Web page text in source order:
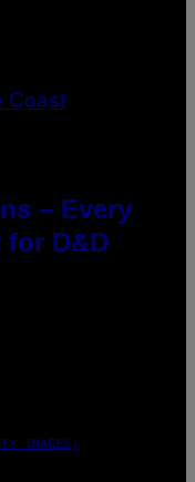
– Every
for D&D
IMAGES)